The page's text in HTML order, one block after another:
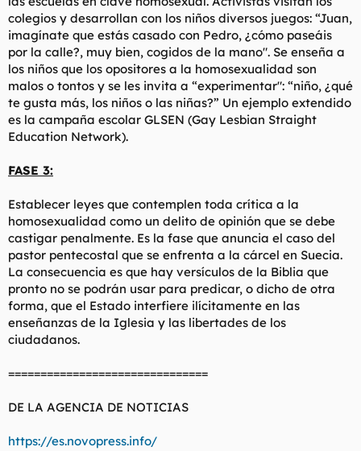
colegios y desarrollan con los niños diversos juegos: “Juan,
imagínate que estás casado con Pedro, ¿cómo paseáis
por la calle?, muy bien, cogidos de la mano". Se enseña a
los niños que los opositores a la homosexualidad son
malos o tontos y se les invita a “experimentar": “niño, ¿qué
te gusta más, los niños o las niñas?” Un ejemplo extendido
es la campaña escolar GLSEN (Gay Lesbian Straight
Education Network).
FASE 3:
Establecer leyes que contemplen toda crítica a la
homosexualidad como un delito de opinión que se debe
castigar penalmente. Es la fase que anuncia el caso del
pastor pentecostal que se enfrenta a la cárcel en Suecia.
La consecuencia es que hay versículos de la Biblia que
pronto no se podrán usar para predicar, o dicho de otra
forma, que el Estado interfiere ilícitamente en las
enseñanzas de la Iglesia y las libertades de los
ciudadanos.
===============================
DE LA AGENCIA DE NOTICIAS
https://es.novopress.info/